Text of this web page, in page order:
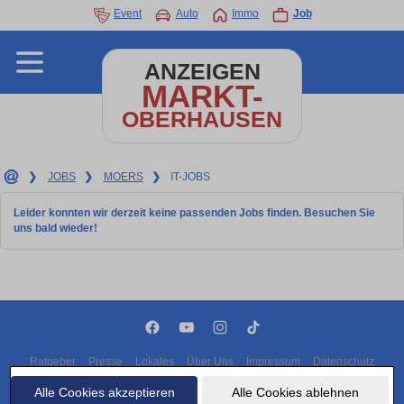
Alle Cookies akzeptieren Alle Cookies ablehnen
Event Auto Immo Job
ANZEIGEN
MARKT-
OBERHAUSEN
❯ JOBS ❯ MOERS ❯ IT-JOBS
Leider konnten wir derzeit keine passenden Jobs finden. Besuchen Sie
uns bald wieder!
Ratgeber Presse Lokales Über Uns Impressum Datenschutz